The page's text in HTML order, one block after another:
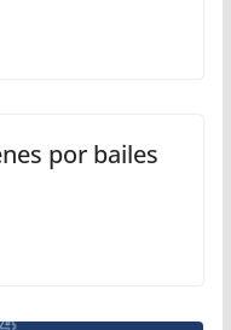
por bailes